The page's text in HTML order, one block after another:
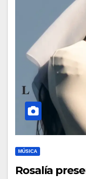
MÚSICA
Rosalía